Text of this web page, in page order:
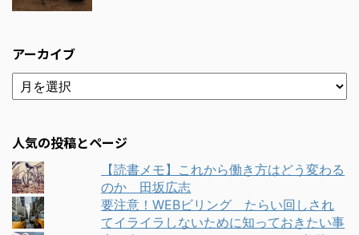
アーカイブ
人気の投稿とページ
【読書メモ】これから働き方はどう変わる
のか 田坂広志
要注意！WEBビリング たらい回しされ
てイライラしないために知っておきたい事